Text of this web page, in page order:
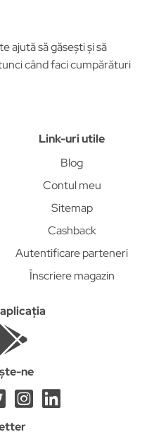
ajută să găsești și să
când faci cumpărături
Link-uri utile
Blog
Contul meu
Sitemap
Cashback
Autentificare parteneri
Înscriere magazin
ne